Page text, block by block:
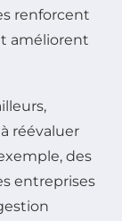
renforcent
améliorent
réévaluer
des
entreprises